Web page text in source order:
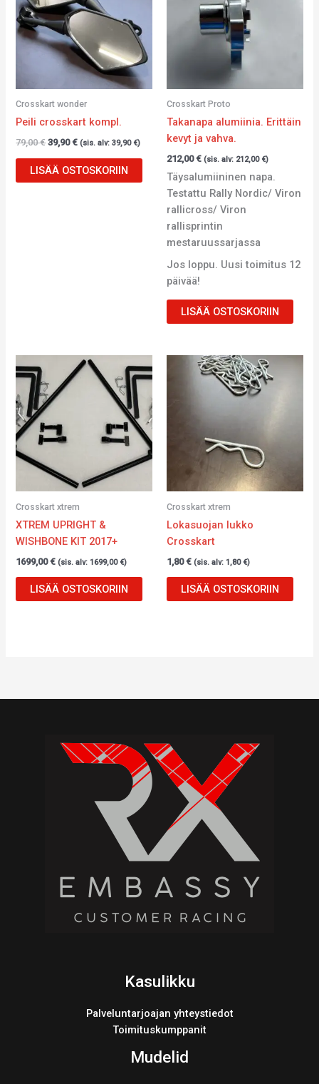
Crosskart wonder
Peili crosskart kompl.
79,00€ 39,90€ (sis. alv:39,90 €)
LISÄÄ OSTOSKORIIN
Crosskart Proto
Takanapa alumiinia. Erittäin
kevyt ja vahva.
212,00€ (sis. alv: 212,00 €)
Täysalumiininen napa.
Testattu Rally Nordic/ Viron
rallicross/ Viron
rallisprintin
mestaruussarjassa
Jos loppu. Uusi toimitus 12
päivää!
LISÄÄ OSTOSKORIIN
Crosskart xtrem
XTREM UPRIGHT &
WISHBONE KIT 2017+
1699,00€ (sis. alv:1699,00 €)
LISÄÄ OSTOSKORIIN
Crosskart xtrem
Lokasuojan lukko
Crosskart
1,80€ (sis. alv: 1,80 €)
LISÄÄ OSTOSKORIIN
Kasulikku
Palveluntarjoajan yhteystiedot
Toimituskumppanit
Mudelid